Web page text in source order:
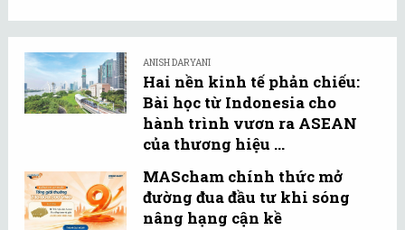
ANISH DARYANI
Hai nền kinh tế phản chiếu:
Bài học từ Indonesia cho
hành trình vươn ra ASEAN
của thương hiệu ...
MAScham chính thức mở
đường đua đầu tư khi sóng
nâng hạng cận kề